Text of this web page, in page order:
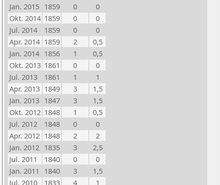
Jan. 2015 1859 0
0
Okt. 2014 1859 0
0
Jul. 2014
1859 0
0
Apr. 2014 1859 2
0,5
Jan. 2014 1856 1
0,5
Okt. 2013 1861 0
0
Jul. 2013
1861 1
1
Apr. 2013 1849 3
1,5
Jan. 2013 1847 3
1,5
Okt. 2012 1848 1
0,5
Jul. 2012
1848 0
0
Apr. 2012 1848 2
2
Jan. 2012 1835 3
2,5
Jul. 2011
1840 0
0
Jan. 2011
1840 3
1,5
Jul. 2010
1833 4
1